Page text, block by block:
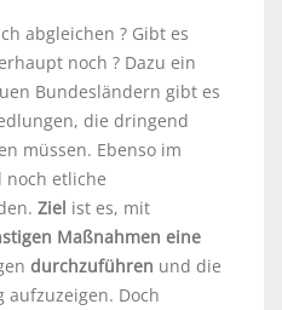
abgleichen ? Gibt es
noch ? Dazu ein
Bundesländern gibt es
die dringend
müssen. Ebenso im
noch etliche
Ziel ist es, mit
Maßnahmen eine
durchzuführen und die
Doch